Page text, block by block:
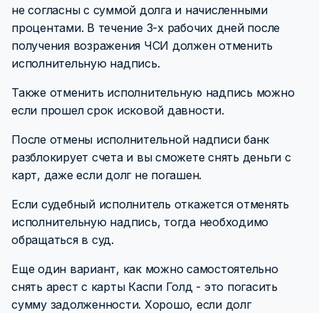
не согласны с суммой долга и начисленными
процентами. В течение 3-х рабочих дней после
получения возражения ЧСИ должен отменить
исполнительную надпись.
Также отменить исполнительную надпись можно
если прошел срок исковой давности.
После отмены исполнительной надписи банк
разблокирует счета и вы сможете снять деньги с
карт, даже если долг не погашен.
Если судебный исполнитель откажется отменять
исполнительную надпись, тогда необходимо
обращаться в суд.
Еще один вариант, как можно самостоятельно
снять арест с карты Каспи Голд - это погасить
сумму задолженности. Хорошо, если долг